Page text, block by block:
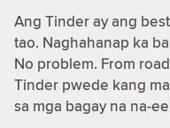
Ang Tinder ay ang
tao. Naghahanap ka
No problem. From
Tinder pwede kang
sa mga bagay na na-